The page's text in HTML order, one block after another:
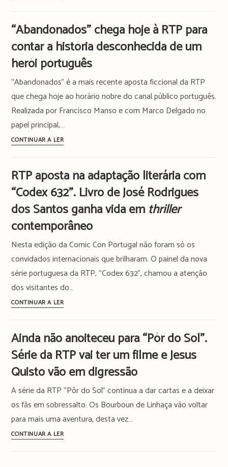
ecrã
Padre
Amaro”
promete
erotismo
e
paixão
às
RTP
“Abandonados” chega hoje à RTP para
contar a história desconhecida de um
herói português
“Abandonados” é a mais recente aposta ficcional da RTP
que chega hoje ao horário nobre do canal público português.
Realizada por Francisco Manso e com Marco Delgado no
papel principal,…
CONTINUAR A LER“Abandonados”
à
RTP
contar
a
história
desconhecida
um
herói
português
RTP aposta na adaptação literária com
“Codex 632”. Livro de José Rodrigues
dos Santos ganha vida em thriller
contemporâneo
Nesta edição da Comic Con Portugal não foram só os
convidados internacionais que brilharam. O painel da nova
série portuguesa da RTP, “Codex 632”, chamou a atenção
dos visitantes do…
CONTINUAR A LERRTP
adaptação
literária
“Codex
632”.
Livro
de
Rodrigues
Ainda não anoiteceu para “Pôr do Sol”.
Série da RTP vai ter um filme e Jesus
Quisto vão em digressão
A série da RTP “Pôr do Sol” continua a dar cartas e a deixar
os fãs em sobressalto. Os Bourboun de Linhaça vão voltar
para mais uma aventura, desta vez…
CONTINUAR A LERAinda